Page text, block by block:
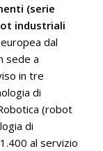
(serie
industriali
dal
sede a
in tre
di
(robot
di
al servizio